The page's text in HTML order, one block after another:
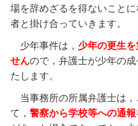
場を辞めざるを得ないこと
者と掛け合っていきます。
少年事件は， 少年の更生
せんので，弁護士が少年の
たします。
当事務所の所属弁護士は
て， 警察から学校等への通